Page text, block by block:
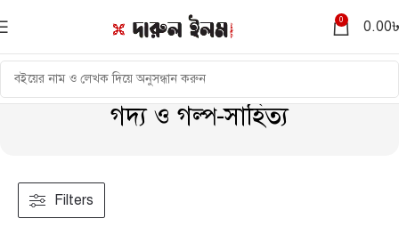
0 0.00
গদ্য ও গল্প-সাহিত্য
Filters